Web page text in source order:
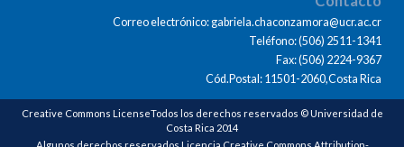
Correo electrónico: gabriela.chaconzamora@ucr.ac.cr
Teléfono: (506) 2511-1341
Fax: (506) 2224-9367
Cód.Postal: 11501-2060,Costa Rica
Creative Commons LicenseTodos los derechos reservados © Universidad de
Costa Rica 2014